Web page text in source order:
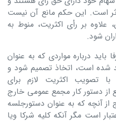
است. این حکم مانع آن نیست
علاوه بر رأی اکثریت، منوط به
شود.
باید درباره مواردی که به عنوان
شده است، اتخاذ تصمیم شود و
تصویب اکثریت لازم برای
دستور کار مجمع عمومی خارج
آنچه که به عنوان دستورجلسه
است مگر آنکه کلیه شرکا ویا